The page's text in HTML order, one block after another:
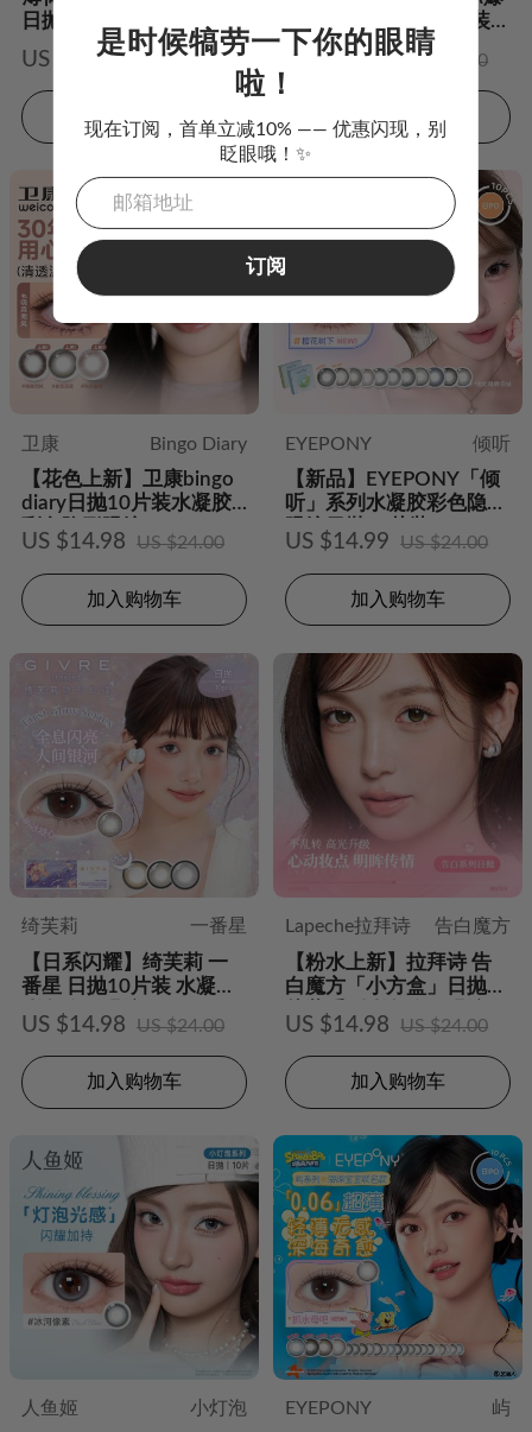
日抛（10片装）
US $15.98 US $30.00
加入购物车
裂甜心系列日抛10片装水
凝胶彩色隐形眼镜
US $15.98 US $24.00
加入购物车
卫康
Bingo Diary
【花色上新】卫康bingo
diary日抛10片装水凝胶
彩色隐形眼镜
US $14.98 US $24.00
加入购物车
EYEPONY
倾听
【新品】EYEPONY「倾
听」系列水凝胶彩色隐形
眼镜日抛10片装
US $14.99 US $24.00
加入购物车
绮芙莉
一番星
【日系闪耀】绮芙莉 一
番星 日抛10片装 水凝胶
彩色隐形眼镜
US $14.98 US $24.00
加入购物车
Lapeche拉拜诗
告白魔方
【粉水上新】拉拜诗 告
白魔方「小方盒」日抛10
片装系列彩色隐形眼镜
US $14.98 US $24.00
加入购物车
人鱼姬
小灯泡
EYEPONY
屿
是时候犒劳一下你的眼睛
啦！
现在订阅，首单立减10% —— 优惠闪现，别
眨眼哦！✨
订阅